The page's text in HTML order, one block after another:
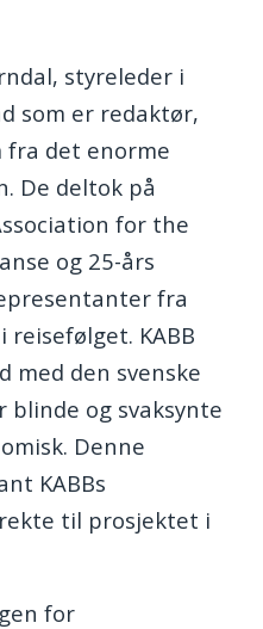
styreleder i
som er redaktør,
fra det enorme
De deltok på
for the
og 25-års
fra
reisefølget. KABB
med den svenske
og svaksynte
Denne
KABBs
til prosjektet i
for